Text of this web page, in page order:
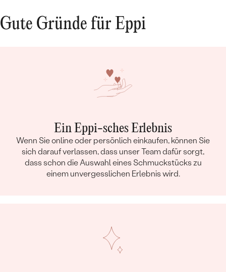
Gute Gründe für Eppi
Ein Eppi-sches Erlebnis
Wenn Sie online oder persönlich einkaufen, können Sie
sich darauf verlassen, dass unser Team dafür sorgt,
dass schon die Auswahl eines Schmuckstücks zu
einem unvergesslichen Erlebnis wird.